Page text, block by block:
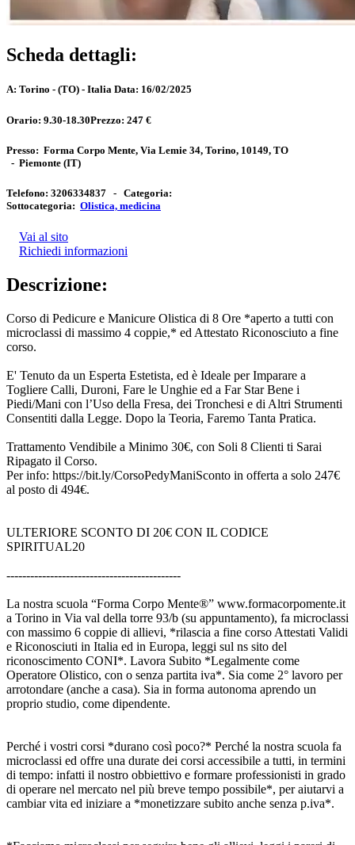
Scheda dettagli:
A: Torino - (TO) - Italia Data: 16/02/2025
Orario: 9.30-18.30Prezzo: 247 €
Presso: Forma Corpo Mente, Via Lemie 34, Torino, 10149, TO
- Piemonte (IT)
Telefono: 3206334837 - Categoria:
Sottocategoria: Olistica, medicina
Vai al sito
Richiedi informazioni
Descrizione:
Corso di Pedicure e Manicure Olistica di 8 Ore *aperto a tutti con
microclassi di massimo 4 coppie,* ed Attestato Riconosciuto a fine
corso.
E' Tenuto da un Esperta Estetista, ed è Ideale per Imparare a
Togliere Calli, Duroni, Fare le Unghie ed a Far Star Bene i
Piedi/Mani con l’Uso della Fresa, dei Tronchesi e di Altri Strumenti
Consentiti dalla Legge. Dopo la Teoria, Faremo Tanta Pratica.
Trattamento Vendibile a Minimo 30€, con Soli 8 Clienti ti Sarai
Ripagato il Corso.
Per info: https://bit.ly/CorsoPedyManiSconto in offerta a solo 247€
al posto di 494€.
ULTERIORE SCONTO DI 20€ CON IL CODICE
SPIRITUAL20
--------------------------------------------
La nostra scuola “Forma Corpo Mente®” www.formacorpomente.it
a Torino in Via val della torre 93/b (su appuntamento), fa microclassi
con massimo 6 coppie di allievi, *rilascia a fine corso Attestati Validi
e Riconosciuti in Italia ed in Europa, leggi sul ns sito del
riconoscimento CONI*. Lavora Subito *Legalmente come
Operatore Olistico, con o senza partita iva*. Sia come 2° lavoro per
arrotondare (anche a casa). Sia in forma autonoma aprendo un
proprio studio, come dipendente.
Perché i vostri corsi *durano così poco?* Perché la nostra scuola fa
microclassi ed offre una durate dei corsi accessibile a tutti, in termini
di tempo: infatti il nostro obbiettivo e formare professionisti in grado
di operare nel mercato nel più breve tempo possibile*, per aiutarvi a
cambiar vita ed iniziare a *monetizzare subito anche senza p.iva*.